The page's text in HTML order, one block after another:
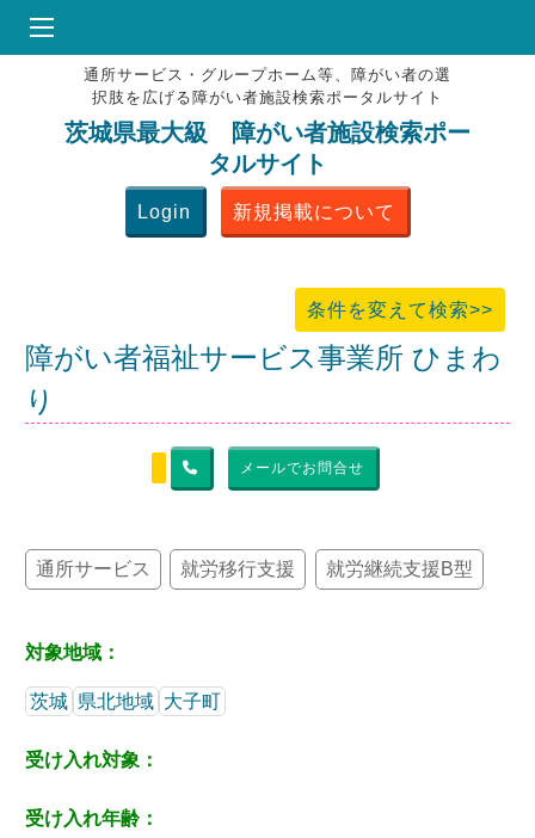
HOME
♥お気にりブックマーク
掲載会員MENU
よくある質問
通所サービス・グループホーム等、障がい者の選
択肢を広げる障がい者施設検索ポータルサイト
茨城県最大級 障がい者施設検索ポー
タルサイト
Login 新規掲載について
条件を変えて検索>>
障がい者福祉サービス事業所 ひまわ
り
メールでお問合せ
通所サービス 就労移行支援 就労継続支援B型
対象地域：
茨城 県北地域 大子町
受け入れ対象：
受け入れ年齢：